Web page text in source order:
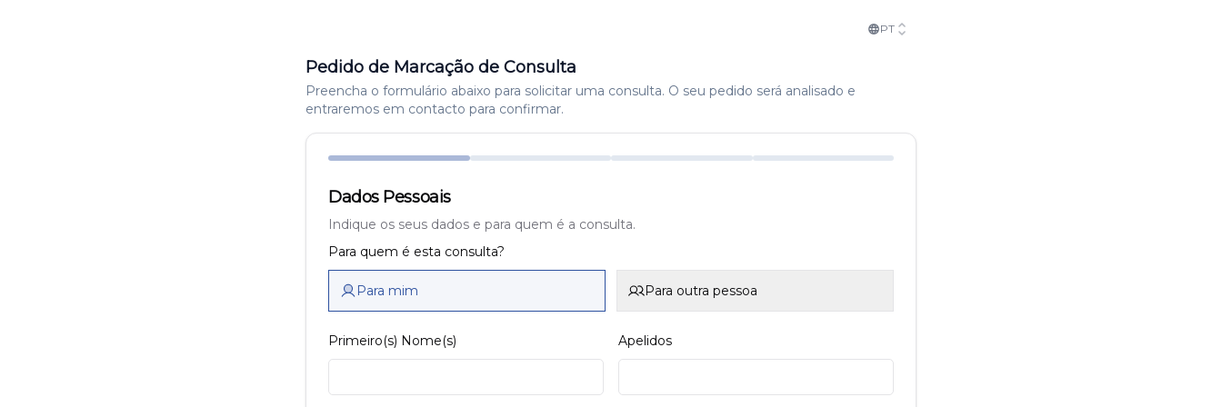
PT
Pedido de Marcação de Consulta
Preencha o formulário abaixo para solicitar uma consulta. O seu pedido será analisado e
entraremos em contacto para confirmar.
Dados Pessoais
Indique os seus dados e para quem é a consulta.
Para quem é esta consulta?
Para mim Para outra pessoa
Primeiro(s) Nome(s) Apelidos